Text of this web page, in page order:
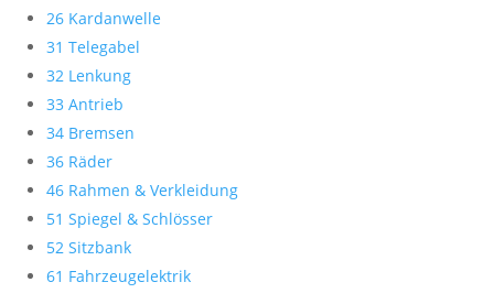
26 Kardanwelle
31 Telegabel
32 Lenkung
33 Antrieb
34 Bremsen
36 Räder
46 Rahmen & Verkleidung
51 Spiegel & Schlösser
52 Sitzbank
61 Fahrzeugelektrik